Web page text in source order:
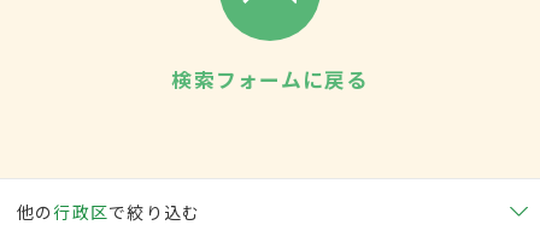
検索フォームに戻る
他の行政区で絞り込む